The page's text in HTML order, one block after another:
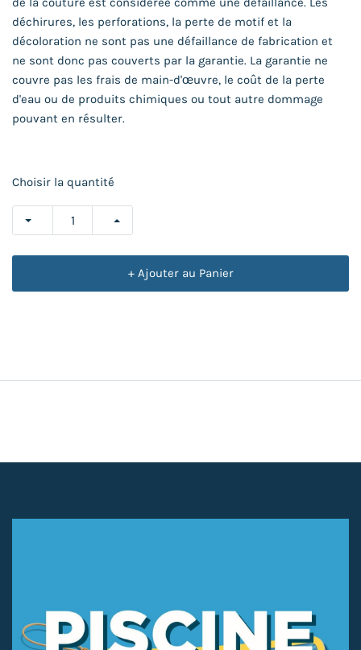
de la couture est considérée comme une défaillance. Les
déchirures, les perforations, la perte de motif et la
décoloration ne sont pas une défaillance de fabrication et
ne sont donc pas couverts par la garantie. La garantie ne
couvre pas les frais de main-d'œuvre, le coût de la perte
d'eau ou de produits chimiques ou tout autre dommage
pouvant en résulter.
Choisir la quantité
+ Ajouter au Panier